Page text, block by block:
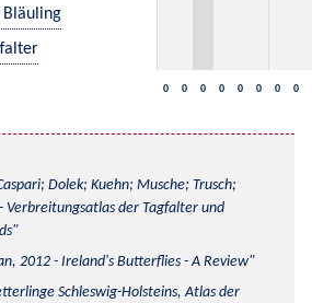
Bläuling
0 0 0 0 0 0 0 0
Dolek; Kuehn; Musche; Trusch;
Verbreitungsatlas der Tagfalter und
2012 - Ireland's Butterflies - A Review
Schleswig-Holsteins, Atlas der